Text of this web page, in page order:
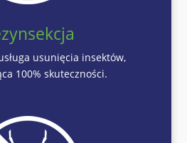
usunięcia insektów,
100% skuteczności.